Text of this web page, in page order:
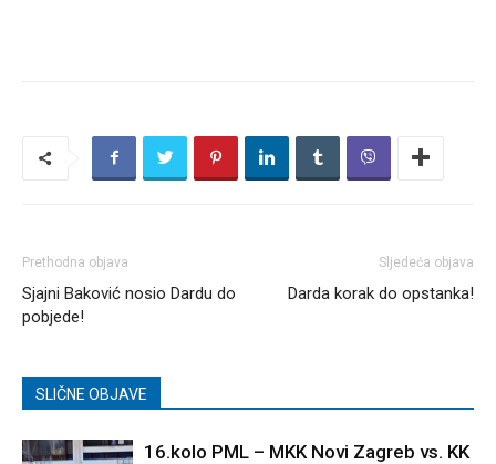
Prethodna objava
Sjajni Baković nosio Dardu do
pobjede!
Sljedeća objava
Darda korak do opstanka!
SLIČNE OBJAVE
16.kolo PML – MKK Novi Zagreb vs. KK